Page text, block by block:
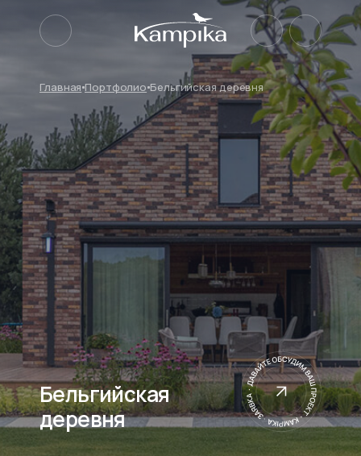
Бельгийская
деревня
Главная Портфолио Бельгийская деревня